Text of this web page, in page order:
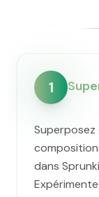
1
dans